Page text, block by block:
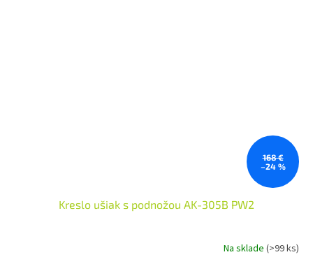
168 €
–24 %
Kreslo ušiak s podnožou AK-305B PW2
Na sklade (>99 ks)